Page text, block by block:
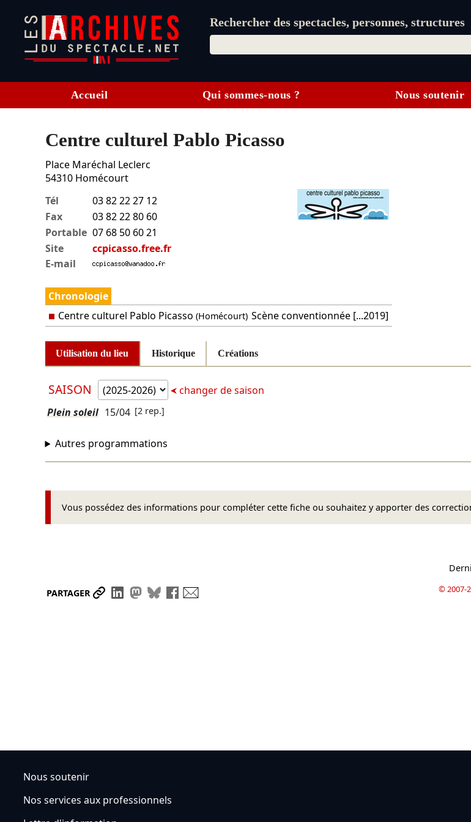
Rechercher des spectacles, personnes, structures
Accueil Qui sommes-nous ? Nous soutenir
Centre culturel Pablo Picasso
Place Maréchal Leclerc
54310 Homécourt
Tél
03 82 22 27 12
Fax
03 82 22 80 60
Portable 07 68 50 60 21
Site
ccpicasso.free.fr
E-mail
Chronologie
Centre culturel Pablo Picasso (Homécourt) Scène conventionnée [...2019]
Utilisation du lieu Historique Créations
SAISON
changer de saison
Plein soleil 15/04 [2 rep.]
Autres programmations
Vous possédez des informations pour compléter cette fiche ou souhaitez y apporter des
PARTAGER Partager le lien
Partager sur LinkedIn
Partager sur Mastodon
Partager sur Bluesky
Partager sur Facebook © 2007-
Nous soutenir
Nos services aux professionnels